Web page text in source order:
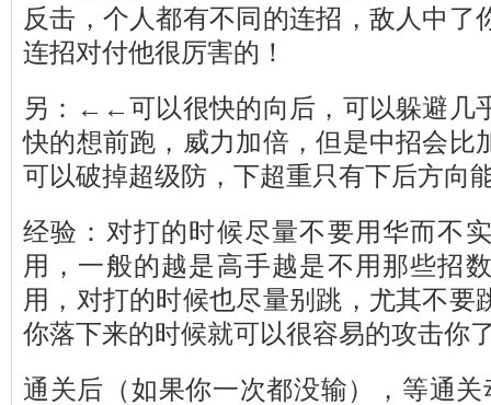
反击，个人都有不同的连招，敌人中了
连招对付他很厉害的！
另：←←可以很快的向后，可以躲避
快的想前跑，威力加倍，但是中招会比
可以破掉超级防，下超重只有下后方向
经验：对打的时候尽量不要用华而不
用，一般的越是高手越是不用那些招
用，对打的时候也尽量别跳，尤其不要
你落下来的时候就可以很容易的攻击你
通关后（如果你一次都没输），等通